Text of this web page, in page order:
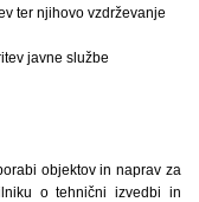
ter njihovo vzdrževanje
javne službe
objektov in naprav za
o tehnični izvedbi in